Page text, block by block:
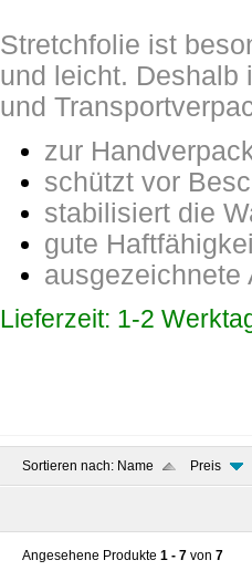
Stretchfolie ist
und leicht. Deshalb
und
zur
schützt vor
stabilisiert die
gute
ausgezeichnete
Lieferzeit: 1-2
Sortieren nach: Name Preis
Angesehene Produkte 1 - 7 von 7